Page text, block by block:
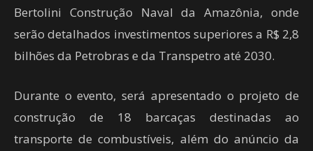
Bertolini Construção Naval da Amazônia, onde
serão detalhados investimentos superiores a R$ 2,8
bilhões da Petrobras e da Transpetro até 2030.
Durante o evento, será apresentado o projeto de
construção de 18 barcaças destinadas ao
transporte de combustíveis, além do anúncio da